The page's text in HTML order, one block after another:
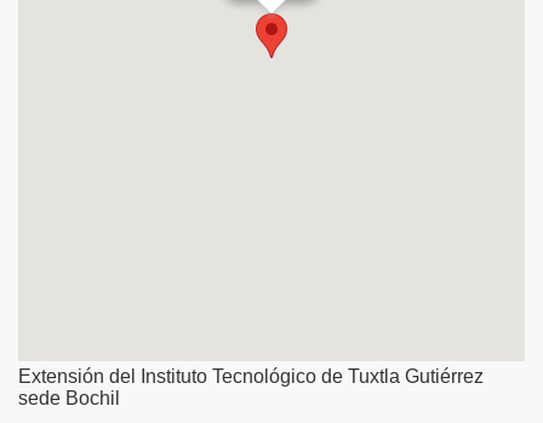
Extensión del Instituto Tecnológico de Tuxtla Gutiérrez
sede Bochil